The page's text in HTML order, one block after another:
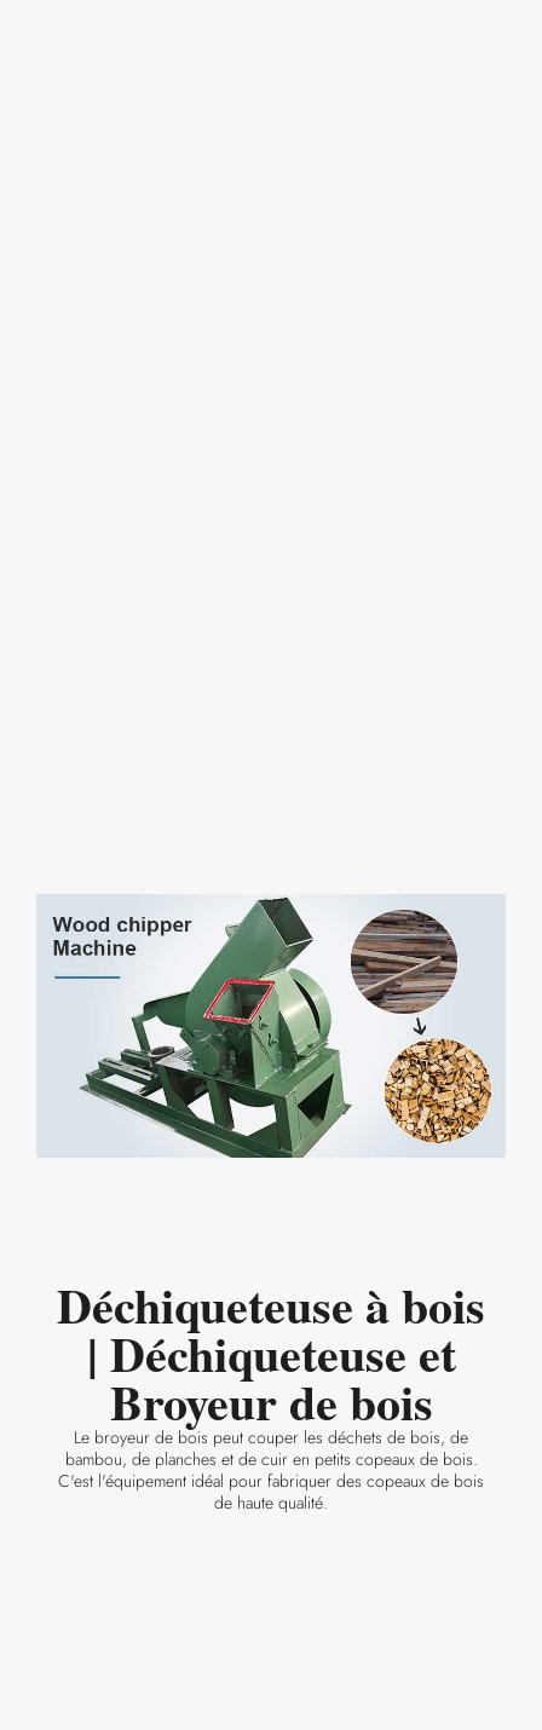
Déchiqueteuse à bois
| Déchiqueteuse et
Broyeur de bois
Le broyeur de bois peut couper les déchets de bois, de
bambou, de planches et de cuir en petits copeaux de bois.
C'est l'équipement idéal pour fabriquer des copeaux de bois
de haute qualité.